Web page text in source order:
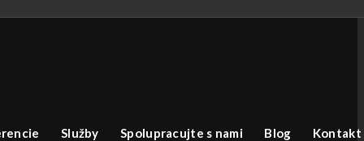
Služby Spolupracujte s nami Blog Kontakt